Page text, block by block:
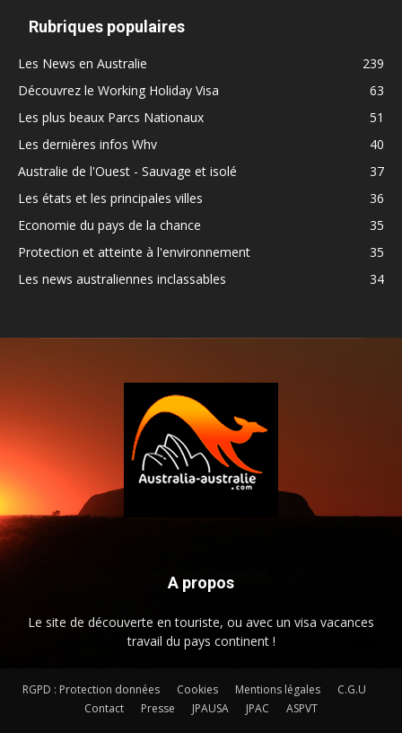
Rubriques populaires
Les News en Australie
239
Découvrez le Working Holiday Visa
63
Les plus beaux Parcs Nationaux
51
Les dernières infos Whv
40
Australie de l'Ouest - Sauvage et isolé
37
Les états et les principales villes
36
Economie du pays de la chance
35
Protection et atteinte à l'environnement
35
Les news australiennes inclassables
34
A propos
Le site de découverte en touriste, ou avec un visa vacances
travail du pays continent !
RGPD : Protection données Cookies Mentions légales
C.G.U
Contact
Presse JPAUSA JPAC ASPVT